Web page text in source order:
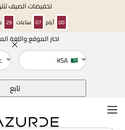
تخفيضات الصيف
00 أيام 07 ساعات 29
اختر الموقع واللغة
KSA
تابع